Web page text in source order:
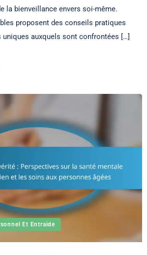
la bienveillance envers soi-même.
proposent des conseils pratiques
uniques auxquels sont confrontées […]
Et Entraide